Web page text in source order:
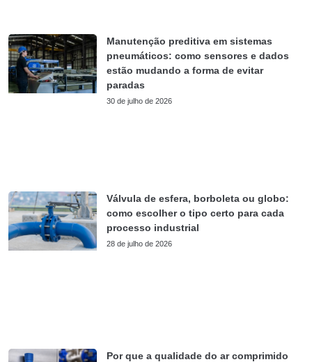
Manutenção preditiva em sistemas
pneumáticos: como sensores e dados
estão mudando a forma de evitar
paradas
30 de julho de 2026
Válvula de esfera, borboleta ou globo:
como escolher o tipo certo para cada
processo industrial
28 de julho de 2026
Por que a qualidade do ar comprimido